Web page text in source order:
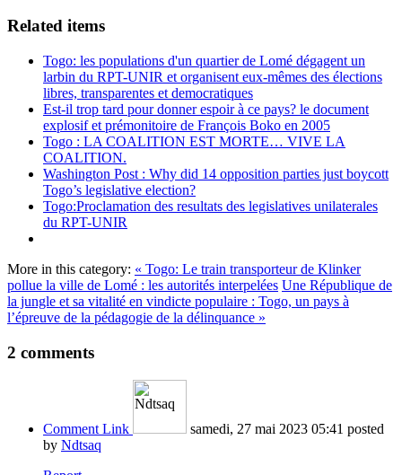
Related items
Togo: les populations d'un quartier de Lomé dégagent un
larbin du RPT-UNIR et organisent eux-mêmes des élections
libres, transparentes et democratiques
Est-il trop tard pour donner espoir à ce pays? le document
explosif et prémonitoire de François Boko en 2005
Togo : LA COALITION EST MORTE… VIVE LA
COALITION.
Washington Post : Why did 14 opposition parties just boycott
Togo’s legislative election?
Togo:Proclamation des resultats des legislatives unilaterales
du RPT-UNIR
More in this category: « Togo: Le train transporteur de Klinker
pollue la ville de Lomé : les autorités interpelées Une République de
la jungle et sa vitalité en vindicte populaire : Togo, un pays à
l’épreuve de la pédagogie de la délinquance »
2 comments
Comment Link samedi, 27 mai 2023 05:41 posted
by Ndtsaq